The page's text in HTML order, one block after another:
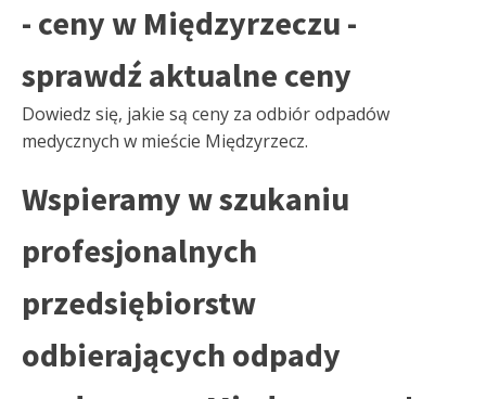
- ceny w Międzyrzeczu -
sprawdź aktualne ceny
Dowiedz się, jakie są ceny za odbiór odpadów
medycznych w mieście Międzyrzecz.
Wspieramy w szukaniu
profesjonalnych
przedsiębiorstw
odbierających odpady